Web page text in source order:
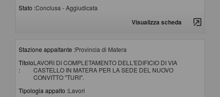
Stato :Conclusa - Aggiudicata
Visualizza scheda
Stazione appaltante :Provincia di Matera
Titolo
:
LAVORI DI COMPLETAMENTO DELL'EDIFICIO DI VIA
CASTELLO IN MATERA PER LA SEDE DEL NUOVO
CONVITTO "TURI".
Tipologia appalto :Lavori